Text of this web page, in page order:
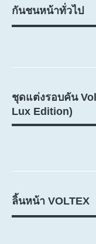
กันชนหน้าทั่วไป
ชุดแต่งรอบคัน
Lux Edition)
ลิ้นหน้า VOLTEX